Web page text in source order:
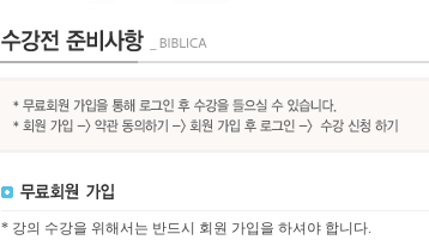
* 강의 수강을 위해서는 반드시 회원 가입을 하셔야 합니다.